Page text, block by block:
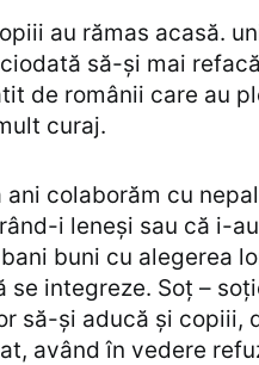
au rămas acasă.
să-și mai
de românii care au
curaj.
ani colaborăm cu
i leneși sau că i-
buni cu alegerea
se integreze. Soț –
să-și aducă și copiii,
având în vedere